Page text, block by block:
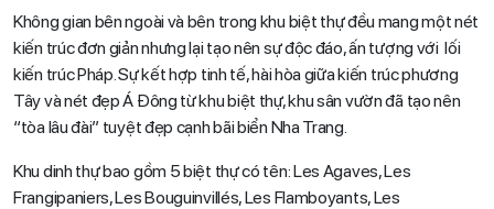
Không gian bên ngoài và bên trong khu biệt thự đều mang một nét
kiến trúc đơn giản nhưng lại tạo nên sự độc đáo, ấn tượng với lối
kiến trúc Pháp. Sự kết hợp tinh tế, hài hòa giữa kiến trúc phương
Tây và nét đẹp Á Đông từ khu biệt thự, khu sân vườn đã tạo nên
“tòa lâu đài” tuyệt đẹp cạnh bãi biển Nha Trang.
Khu dinh thự bao gồm 5 biệt thự có tên: Les Agaves, Les
Frangipaniers, Les Bouguinvillés, Les Flamboyants, Les